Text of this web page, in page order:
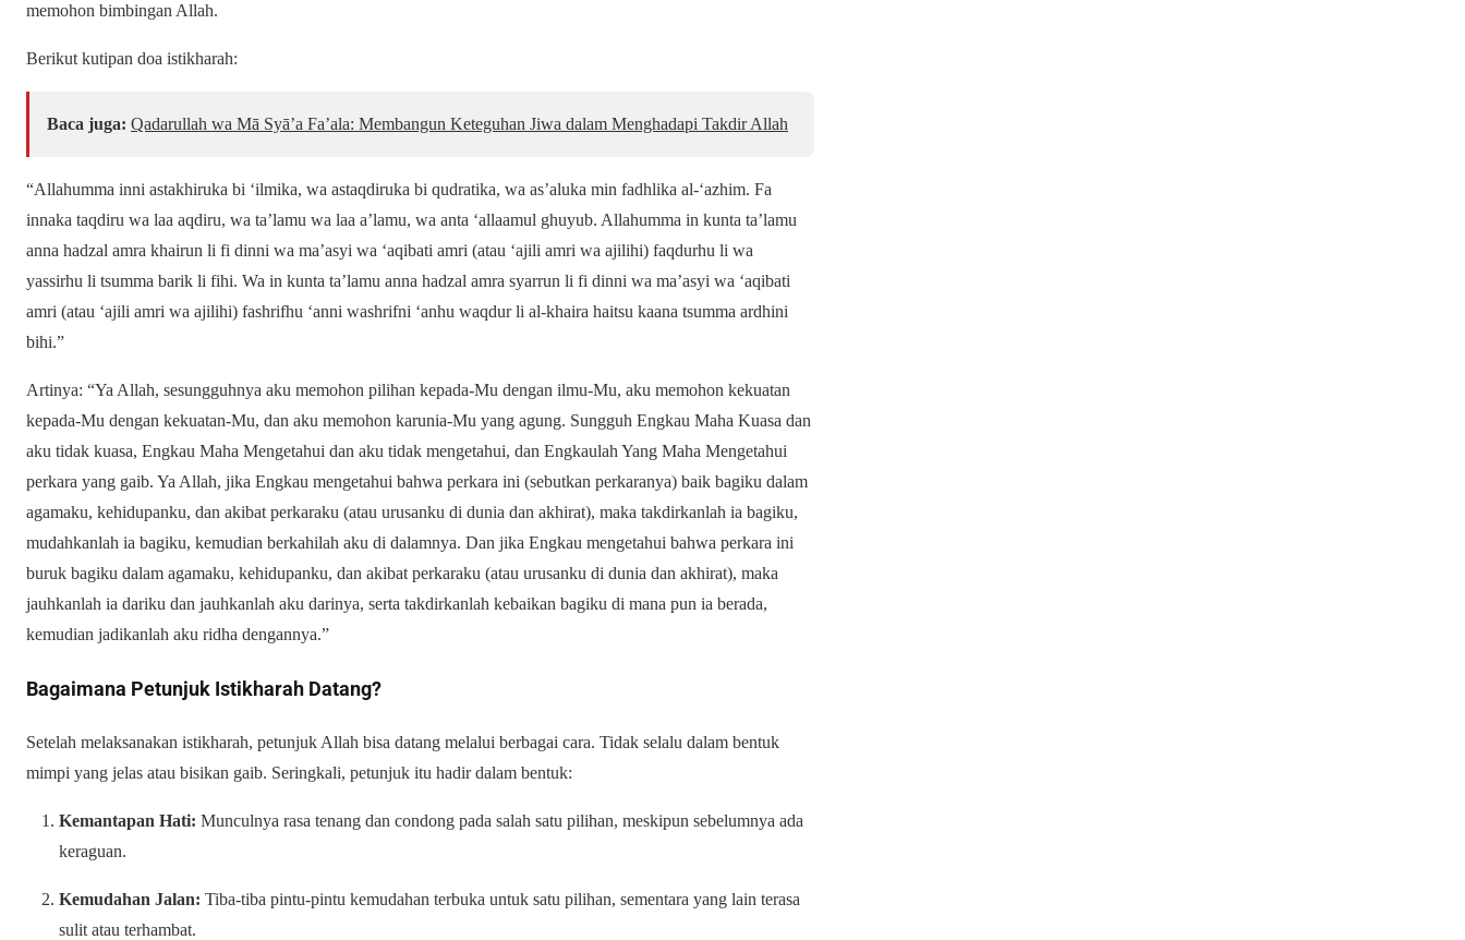
memohon bimbingan Allah.
Berikut kutipan doa istikharah:
Baca juga: Qadarullah wa Mā Syā’a Fa’ala: Membangun Keteguhan Jiwa dalam Menghadapi Takdir Allah
“Allahumma inni astakhiruka bi ‘ilmika, wa astaqdiruka bi qudratika, wa as’aluka min fadhlika al-‘azhim. Fa
innaka taqdiru wa laa aqdiru, wa ta’lamu wa laa a’lamu, wa anta ‘allaamul ghuyub. Allahumma in kunta ta’lamu
anna hadzal amra khairun li fi dinni wa ma’asyi wa ‘aqibati amri (atau ‘ajili amri wa ajilihi) faqdurhu li wa
yassirhu li tsumma barik li fihi. Wa in kunta ta’lamu anna hadzal amra syarrun li fi dinni wa ma’asyi wa ‘aqibati
amri (atau ‘ajili amri wa ajilihi) fashrifhu ‘anni washrifni ‘anhu waqdur li al-khaira haitsu kaana tsumma ardhini
bihi.”
Artinya: “Ya Allah, sesungguhnya aku memohon pilihan kepada-Mu dengan ilmu-Mu, aku memohon kekuatan
kepada-Mu dengan kekuatan-Mu, dan aku memohon karunia-Mu yang agung. Sungguh Engkau Maha Kuasa dan
aku tidak kuasa, Engkau Maha Mengetahui dan aku tidak mengetahui, dan Engkaulah Yang Maha Mengetahui
perkara yang gaib. Ya Allah, jika Engkau mengetahui bahwa perkara ini (sebutkan perkaranya) baik bagiku dalam
agamaku, kehidupanku, dan akibat perkaraku (atau urusanku di dunia dan akhirat), maka takdirkanlah ia bagiku,
mudahkanlah ia bagiku, kemudian berkahilah aku di dalamnya. Dan jika Engkau mengetahui bahwa perkara ini
buruk bagiku dalam agamaku, kehidupanku, dan akibat perkaraku (atau urusanku di dunia dan akhirat), maka
jauhkanlah ia dariku dan jauhkanlah aku darinya, serta takdirkanlah kebaikan bagiku di mana pun ia berada,
kemudian jadikanlah aku ridha dengannya.”
Bagaimana Petunjuk Istikharah Datang?
Setelah melaksanakan istikharah, petunjuk Allah bisa datang melalui berbagai cara. Tidak selalu dalam bentuk
mimpi yang jelas atau bisikan gaib. Seringkali, petunjuk itu hadir dalam bentuk:
Kemantapan Hati: Munculnya rasa tenang dan condong pada salah satu pilihan, meskipun sebelumnya ada
keraguan.
Kemudahan Jalan: Tiba-tiba pintu-pintu kemudahan terbuka untuk satu pilihan, sementara yang lain terasa
sulit atau terhambat.